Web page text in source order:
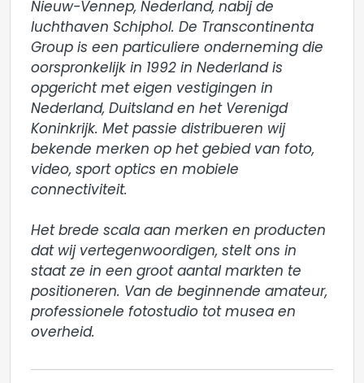
Nieuw-Vennep, Nederland, nabij de
luchthaven Schiphol. De Transcontinenta
Group is een particuliere onderneming die
oorspronkelijk in 1992 in Nederland is
opgericht met eigen vestigingen in
Nederland, Duitsland en het Verenigd
Koninkrijk. Met passie distribueren wij
bekende merken op het gebied van foto,
video, sport optics en mobiele
connectiviteit.
Het brede scala aan merken en producten
dat wij vertegenwoordigen, stelt ons in
staat ze in een groot aantal markten te
positioneren. Van de beginnende amateur,
professionele fotostudio tot musea en
overheid.